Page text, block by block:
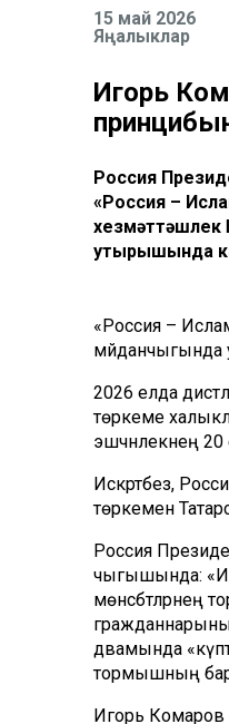
15 май 2026
Яңалыклар
Игорь
Россия
«Россия –
хезмәттәшлек
утырышында
«Россия –
мәйданчыгында
2026 елда
төркеме
эшчәнлекнең 20
Искәртәбез,
төркемен
Россия
чыгышында:
дәвамында
тормышның
Игорь Комаров